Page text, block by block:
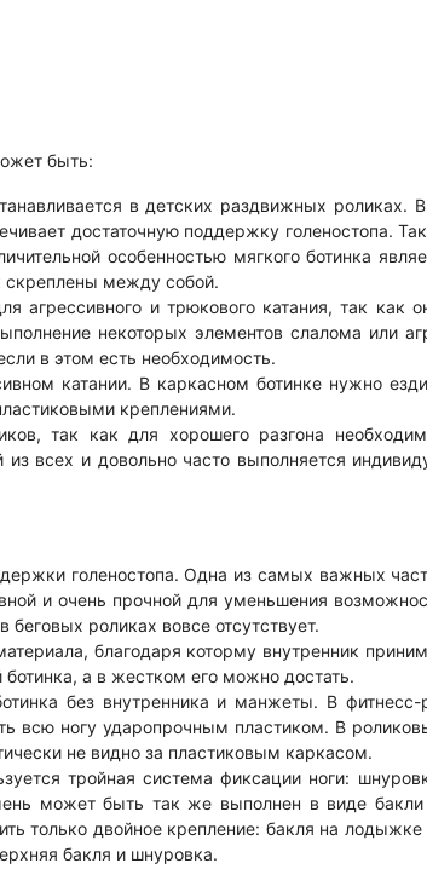
быть:
в детских раздвижных роликах.
достаточную поддержку голеностопа.
особенностью мягкого ботинка
скреплены между собой.
и трюкового катания, так как
некоторых элементов слалома или
в этом есть необходимость.
катании. В каркасном ботинке нужно
креплениями.
так как для хорошего разгона
всех и довольно часто выполняется
голеностопа. Одна из самых важных
и очень прочной для уменьшения
роликах вовсе отсутствует.
благодаря которму внутренник
а в жестком его можно достать.
без внутренника и манжеты. В фитнесс-
всю ногу ударопрочным пластиком. В
не видно за пластиковым каркасом.
тройная система фиксации ноги:
может быть так же выполнен в виде
только двойное крепление: бакля на лодыжке
бакля и шнуровка.